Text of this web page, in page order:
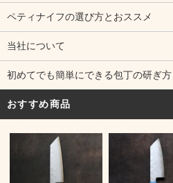
ペティナイフの選び方とおススメ
当社について
初めてでも簡単にできる包丁の研ぎ方
おすすめ商品